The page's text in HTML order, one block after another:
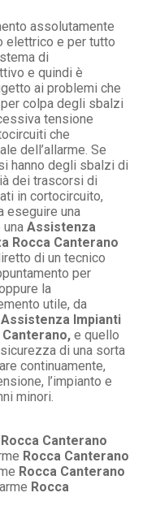
assolutamente
elettrico e per tutto
di
e quindi è
ai problemi che
colpa degli sbalzi
tensione
che
dell’allarme. Se
hanno degli sbalzi di
dei trascorsi di
in cortocircuito,
eseguire una
una Assistenza
Rocca Canterano
di un tecnico
per
la
utile, da
Assistenza Impianti
e quello
di una sorta
continuamente,
l’impianto e
minori.
Rocca Canterano
Rocca Canterano
Rocca Canterano
Rocca